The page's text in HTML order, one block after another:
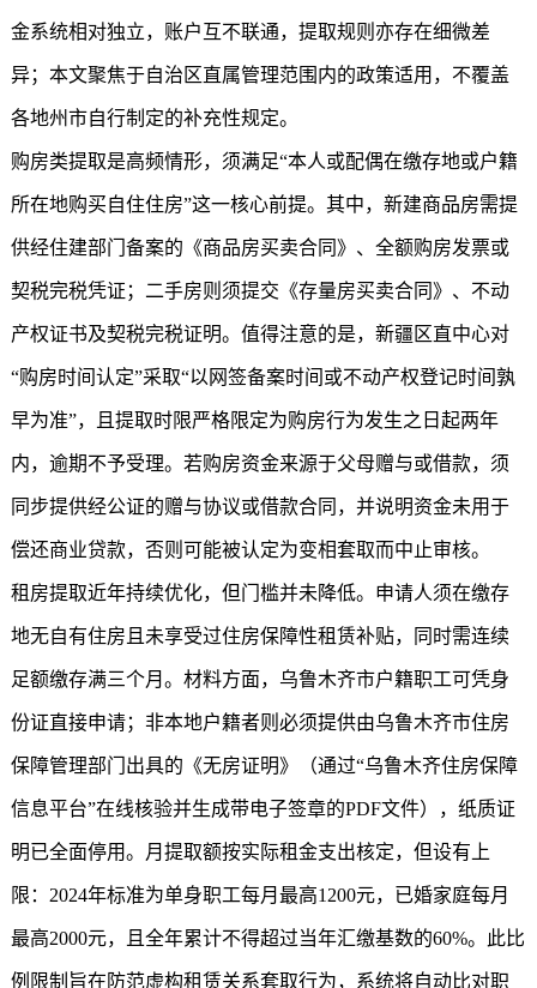
金系统相对独立，账户互不联通，提取规则亦存在细微差
异；本文聚焦于自治区直属管理范围内的政策适用，不覆盖
各地州市自行制定的补充性规定。
购房类提取是高频情形，须满足“本人或配偶在缴存地或户籍
所在地购买自住住房”这一核心前提。其中，新建商品房需提
供经住建部门备案的《商品房买卖合同》、全额购房发票或
契税完税凭证；二手房则须提交《存量房买卖合同》、不动
产权证书及契税完税证明。值得注意的是，新疆区直中心对
“购房时间认定”采取“以网签备案时间或不动产权登记时间孰
早为准”，且提取时限严格限定为购房行为发生之日起两年
内，逾期不予受理。若购房资金来源于父母赠与或借款，须
同步提供经公证的赠与协议或借款合同，并说明资金未用于
偿还商业贷款，否则可能被认定为变相套取而中止审核。
租房提取近年持续优化，但门槛并未降低。申请人须在缴存
地无自有住房且未享受过住房保障性租赁补贴，同时需连续
足额缴存满三个月。材料方面，乌鲁木齐市户籍职工可凭身
份证直接申请；非本地户籍者则必须提供由乌鲁木齐市住房
保障管理部门出具的《无房证明》（通过“乌鲁木齐住房保障
信息平台”在线核验并生成带电子签章的PDF文件），纸质证
明已全面停用。月提取额按实际租金支出核定，但设有上
限：2024年标准为单身职工每月最高1200元，已婚家庭每月
最高2000元，且全年累计不得超过当年汇缴基数的60%。此比
例限制旨在防范虚构租赁关系套取行为，系统将自动比对职